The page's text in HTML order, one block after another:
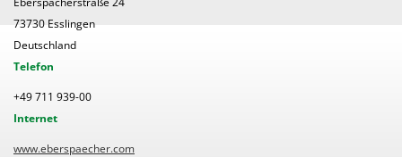
73730 Esslingen
Deutschland
Telefon
+49 711 939-00
Internet
www.eberspaecher.com